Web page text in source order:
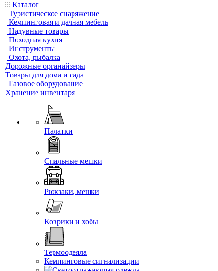
Каталог
Туристическое снаряжение
Кемпинговая и дачная мебель
Надувные товары
Походная кухня
Инструменты
Охота, рыбалка
Дорожные органайзеры
Товары для дома и сада
Газовое оборудование
Хранение инвентаря
Палатки
Спальные мешки
Рюкзаки, мешки
Коврики и хобы
Термоодеяла
Кемпинговые сигнализации